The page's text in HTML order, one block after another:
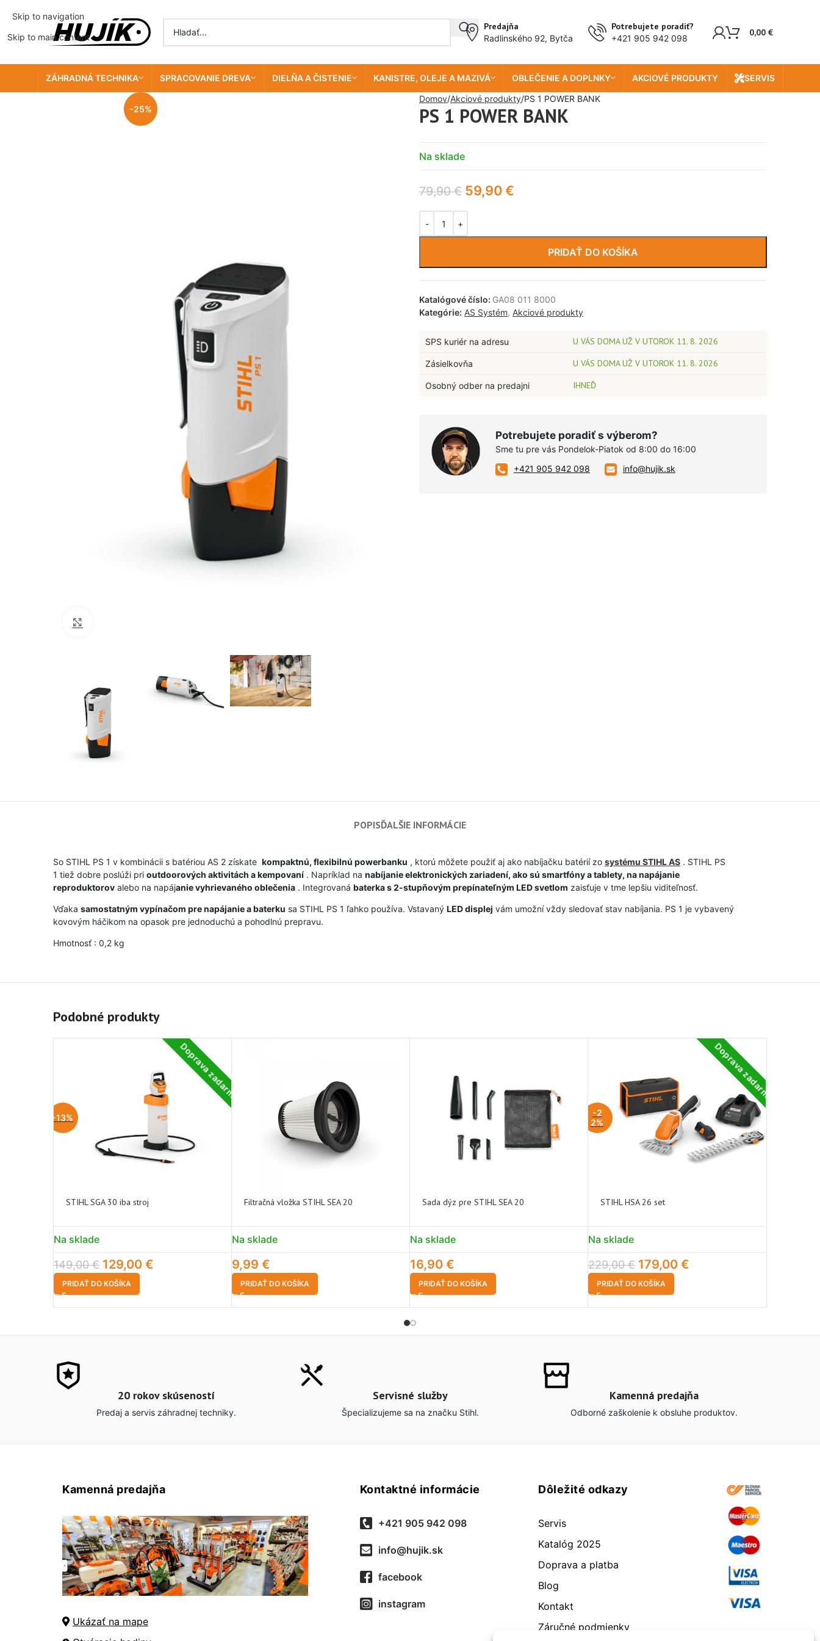
Skip to navigation
Skip to main content
Predajňa
Radlinského 92, Bytča
Potrebujete poradiť?
+421 905 942 098
0,00 €
ZÁHRADNÁ TECHNIKA SPRACOVANIE DREVA DIELŇA A ČISTENIE KANISTRE, OLEJE A MAZIVÁ OBLEČENIE A DOPLNKY AKCIOVÉ PRODUKTY SERVIS
-25%
Domov Akciové produkty PS 1 POWER BANK
PS 1 POWER BANK
Na sklade
79,90€ 59,90€
PRIDAŤ DO KOŠÍKA
Katalógové číslo: GA08 011 8000
Kategórie: AS Systém, Akciové produkty
SPS kuriér na adresu U VÁS DOMA UŽ V UTOROK 11. 8. 2026
Zásielkovňa U VÁS DOMA UŽ V UTOROK 11. 8. 2026
Osobný odber na predajni IHNEĎ
Potrebujete poradiť s výberom?
Sme tu pre vás Pondelok-Piatok od 8:00 do 16:00
+421 905 942 098
info@hujik.sk
POPISĎALŠIE INFORMÁCIE
So STIHL PS 1 v kombinácii s batériou AS 2 získate kompaktnú, flexibilnú powerbanku , ktorú môžete použiť aj ako nabíjačku batérií zo systému STIHL AS . STIHL PS
1 tiež dobre poslúži pri outdoorových aktivitách a kempovaní . Napríklad na nabíjanie elektronických zariadení, ako sú smartfóny a tablety, na napájanie
reproduktorov alebo na napájanie vyhrievaného oblečenia . Integrovaná baterka s 2-stupňovým prepínateľným LED svetlom zaisťuje v tme lepšiu viditeľnosť.
Vďaka samostatným vypínačom pre napájanie a baterku sa STIHL PS 1 ľahko používa. Vstavaný LED displej vám umožní vždy sledovať stav nabíjania. PS 1 je vybavený
kovovým háčikom na opasok pre jednoduchú a pohodlnú prepravu.
Hmotnosť : 0,2 kg
Podobné produkty
Doprava zadarmo
-13%
STIHL SGA 30 iba stroj
Na sklade
149,00€ 129,00 €
PRIDAŤ DO KOŠÍKA
Filtračná vložka STIHL SEA 20
Na sklade
9,99 €
PRIDAŤ DO KOŠÍKA
Sada dýz pre STIHL SEA 20
Na sklade
16,90 €
PRIDAŤ DO KOŠÍKA
Doprava zadarmo
-2
2%
STIHL HSA 26 set
Na sklade
229,00€ 179,00 €
PRIDAŤ DO KOŠÍKA
20 rokov skúseností
Predaj a servis záhradnej techniky.
Servisné služby
Špecializujeme sa na značku Stihl.
Kamenná predajňa
Odborné zaškolenie k obsluhe produktov.
Kamenná predajňa
Ukázať na mape
Kontaktné informácie
+421 905 942 098
info@hujik.sk
facebook
instagram
Dôležité odkazy
Servis
Katalóg 2025
Doprava a platba
Blog
Kontakt
Záručné podmienky